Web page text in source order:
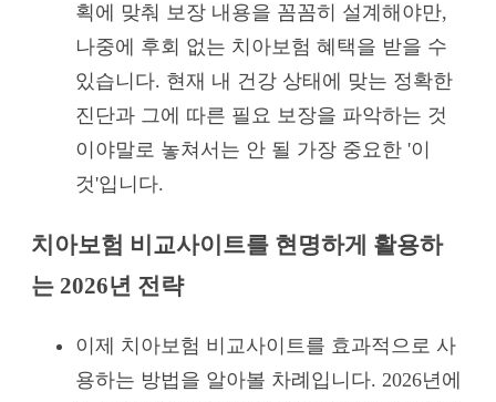
획에 맞춰 보장 내용을 꼼꼼히 설계해야만,
나중에 후회 없는 치아보험 혜택을 받을 수
있습니다. 현재 내 건강 상태에 맞는 정확한
진단과 그에 따른 필요 보장을 파악하는 것
이야말로 놓쳐서는 안 될 가장 중요한 '이
것'입니다.
치아보험 비교사이트를 현명하게 활용하
는 2026년 전략
이제 치아보험 비교사이트를 효과적으로 사
용하는 방법을 알아볼 차례입니다. 2026년에